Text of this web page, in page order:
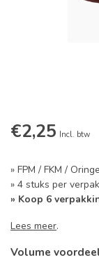
€2,25 Incl. btw
» FPM / FKM /
» 4 stuks per
» Koop 6
Lees meer.
Volume